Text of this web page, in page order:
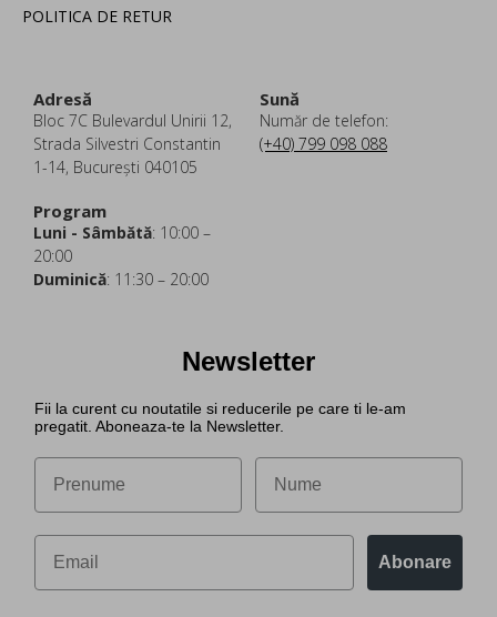
POLITICA DE RETUR
Adresă
Bloc 7C Bulevardul Unirii 12,
Strada Silvestri Constantin
1-14, București 040105
Sună
Număr de telefon:
(+40) 799 098 088
Program
Luni - Sâmbătă: 10:00 –
20:00
Duminică: 11:30 – 20:00
Newsletter
Fii la curent cu noutatile si reducerile pe care ti le-am
pregatit. Aboneaza-te la Newsletter.
Abonare